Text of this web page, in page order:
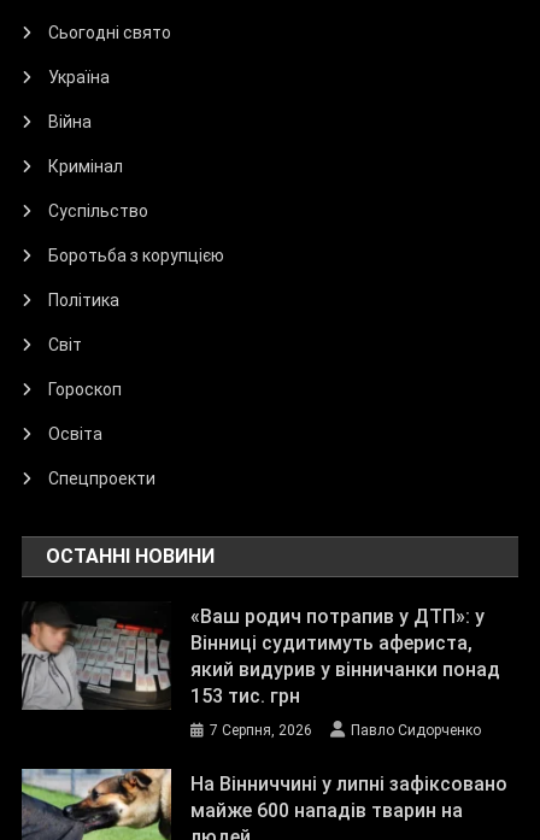
Сьогодні свято
Україна
Війна
Кримінал
Суспільство
Боротьба з корупцією
Політика
Світ
Гороскоп
Освіта
Спецпроекти
ОСТАННІ НОВИНИ
«Ваш родич потрапив у ДТП»: у
Вінниці судитимуть афериста,
який видурив у вінничанки понад
153 тис. грн
7 Серпня, 2026 Павло Сидорченко
На Вінниччині у липні зафіксовано
майже 600 нападів тварин на